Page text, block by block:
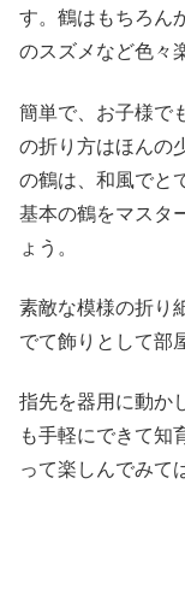
す。鶴はもちろん
のスズメなど色々
簡単で、お子様で
の折り方はほんの
の鶴は、和風でと
基本の鶴をマスタ
ょう。
素敵な模様の折り
でて飾りとして部
指先を器用に動か
も手軽にできて知
って楽しんでみて